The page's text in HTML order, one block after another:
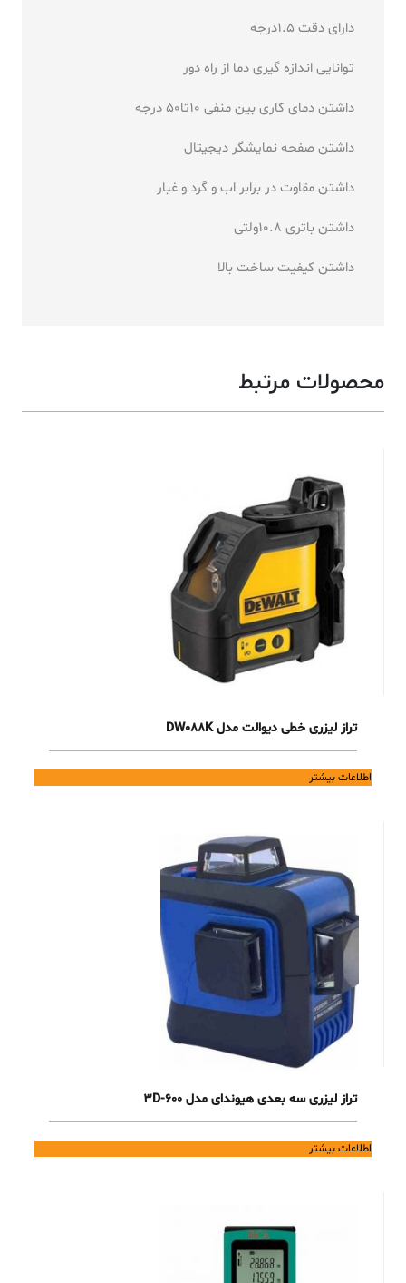
دارای دقت 1.5درجه
توانایی اندازه گیری دما از راه دور
داشتن دمای کاری بین منفی 10تا50 درجه
داشتن صفحه نمایشگر دیجیتال
داشتن مقاوت در برابر اب و گرد و غبار
داشتن باتری 10.8ولتی
داشتن کیفیت ساخت بالا
محصولات مرتبط
تراز لیزری خطی دیوالت مدل DW088K
اطلاعات بیشتر
تراز لیزری سه بعدی هیوندای مدل 3D-600
اطلاعات بیشتر